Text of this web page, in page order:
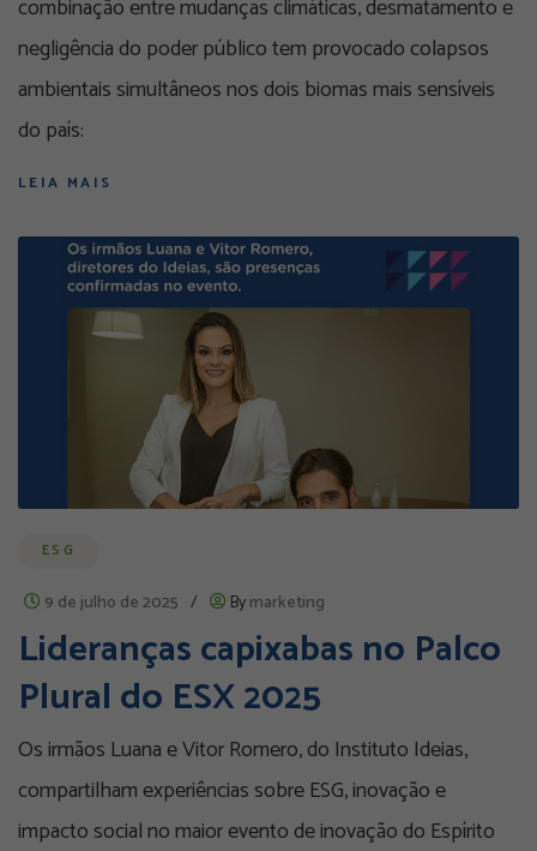
combinação entre mudanças climáticas, desmatamento e
negligência do poder público tem provocado colapsos
ambientais simultâneos nos dois biomas mais sensíveis
do país:
LEIA MAIS
ESG
9 de julho de 2025 / Bymarketing
Lideranças capixabas no Palco
Plural do ESX 2025
Os irmãos Luana e Vitor Romero, do Instituto Ideias,
compartilham experiências sobre ESG, inovação e
impacto social no maior evento de inovação do Espírito